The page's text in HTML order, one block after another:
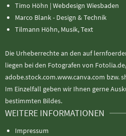
Timo Höhn | Webdesign Wiesbaden
Marco Blank - Design & Technik
Tilmann Höhn, Musik, Text
Die Urheberrechte an den auf
liegen bei den Fotografen von
adobe.stock.com.www.canva.com bzw.
Im Einzelfall geben wir Ihnen gerne
bestimmten Bildes.
WEITERE INFORMATIONEN
Impressum